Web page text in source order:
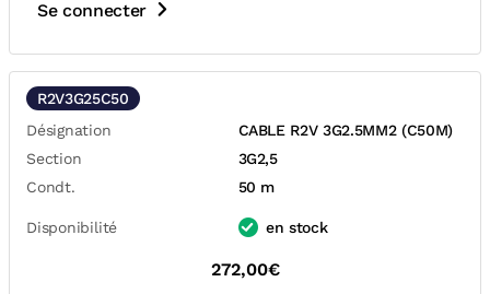
Se connecter
R2V3G25C50
Désignation
CABLE R2V 3G2.5MM2 (C50M)
Section
3G2,5
Condt.
50 m
Disponibilité en stock
272,00€